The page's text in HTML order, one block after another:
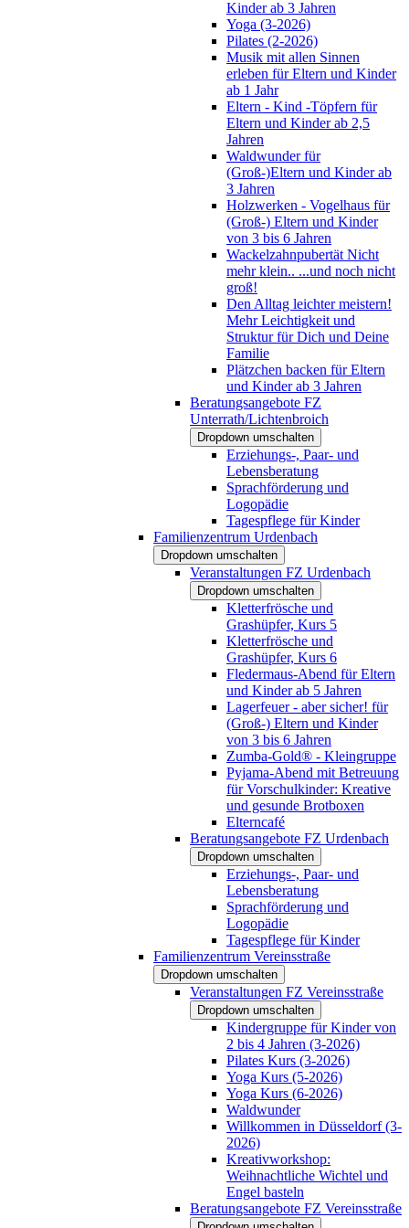
Kinder ab 3 Jahren
Yoga (3-2026)
Pilates (2-2026)
Musik mit allen Sinnen
erleben für Eltern und Kinder
ab 1 Jahr
Eltern - Kind -Töpfern für
Eltern und Kinder ab 2,5
Jahren
Waldwunder für
(Groß-)Eltern und Kinder ab
3 Jahren
Holzwerken - Vogelhaus für
(Groß-) Eltern und Kinder
von 3 bis 6 Jahren
Wackelzahnpubertät Nicht
mehr klein.. ...und noch nicht
groß!
Den Alltag leichter meistern!
Mehr Leichtigkeit und
Struktur für Dich und Deine
Familie
Plätzchen backen für Eltern
und Kinder ab 3 Jahren
Beratungsangebote FZ
Unterrath/Lichtenbroich
Dropdown umschalten
Erziehungs-, Paar- und
Lebensberatung
Sprachförderung und
Logopädie
Tagespflege für Kinder
Familienzentrum Urdenbach
Dropdown umschalten
Veranstaltungen FZ Urdenbach
Dropdown umschalten
Kletterfrösche und
Grashüpfer, Kurs 5
Kletterfrösche und
Grashüpfer, Kurs 6
Fledermaus-Abend für Eltern
und Kinder ab 5 Jahren
Lagerfeuer - aber sicher! für
(Groß-) Eltern und Kinder
von 3 bis 6 Jahren
Zumba-Gold® - Kleingruppe
Pyjama-Abend mit Betreuung
für Vorschulkinder: Kreative
und gesunde Brotboxen
Elterncafé
Beratungsangebote FZ Urdenbach
Dropdown umschalten
Erziehungs-, Paar- und
Lebensberatung
Sprachförderung und
Logopädie
Tagespflege für Kinder
Familienzentrum Vereinsstraße
Dropdown umschalten
Veranstaltungen FZ Vereinsstraße
Dropdown umschalten
Kindergruppe für Kinder von
2 bis 4 Jahren (3-2026)
Pilates Kurs (3-2026)
Yoga Kurs (5-2026)
Yoga Kurs (6-2026)
Waldwunder
Willkommen in Düsseldorf (3-
2026)
Kreativworkshop:
Weihnachtliche Wichtel und
Engel basteln
Beratungsangebote FZ Vereinsstraße